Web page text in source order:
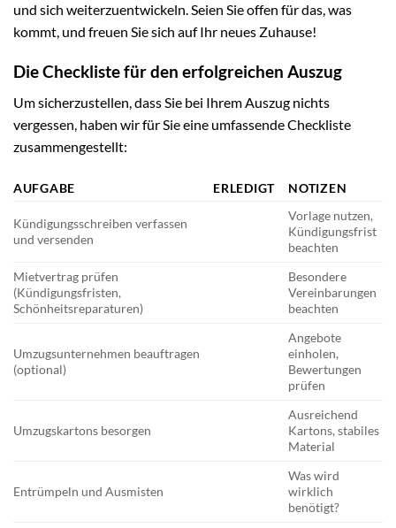
und sich weiterzuentwickeln. Seien Sie offen für das, was
kommt, und freuen Sie sich auf Ihr neues Zuhause!
Die Checkliste für den erfolgreichen Auszug
Um sicherzustellen, dass Sie bei Ihrem Auszug nichts
vergessen, haben wir für Sie eine umfassende Checkliste
zusammengestellt:
AUFGABE ERLEDIGT NOTIZEN
Kündigungsschreiben verfassen
und versenden
Vorlage nutzen,
Kündigungsfrist
beachten
Mietvertrag prüfen
(Kündigungsfristen,
Schönheitsreparaturen)
Besondere
Vereinbarungen
beachten
Umzugsunternehmen beauftragen
(optional)
Angebote
einholen,
Bewertungen
prüfen
Umzugskartons besorgen
Ausreichend
Kartons, stabiles
Material
Entrümpeln und Ausmisten
Was wird
wirklich
benötigt?